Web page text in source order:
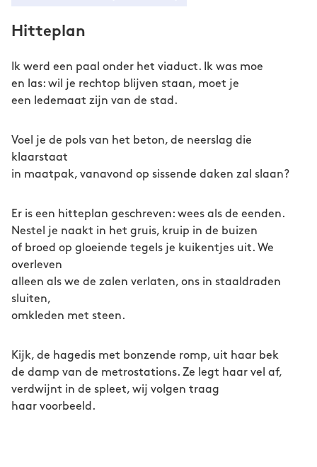
Hitteplan
Ik werd een paal onder het viaduct. Ik was moe
en las: wil je rechtop blijven staan, moet je
een ledemaat zijn van de stad.
Voel je de pols van het beton, de neerslag die
klaarstaat
in maatpak, vanavond op sissende daken zal slaan?
Er is een hitteplan geschreven: wees als de eenden.
Nestel je naakt in het gruis, kruip in de buizen
of broed op gloeiende tegels je kuikentjes uit. We
overleven
alleen als we de zalen verlaten, ons in staaldraden
sluiten,
omkleden met steen.
Kijk, de hagedis met bonzende romp, uit haar bek
de damp van de metrostations. Ze legt haar vel af,
verdwijnt in de spleet, wij volgen traag
haar voorbeeld.